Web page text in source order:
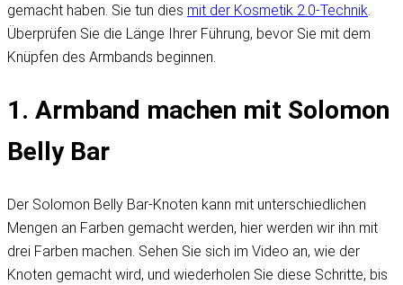
gemacht haben. Sie tun dies mit der Kosmetik 2.0-Technik
Überprüfen Sie die Länge Ihrer Führung, bevor Sie mit dem
Knüpfen des Armbands beginnen.
1. Armband machen mit Solomon
Belly Bar
Der Solomon Belly Bar-Knoten kann mit unterschiedlichen
Mengen an Farben gemacht werden, hier werden wir ihn mit
drei Farben machen. Sehen Sie sich im Video an, wie der
Knoten gemacht wird, und wiederholen Sie diese Schritte, bis